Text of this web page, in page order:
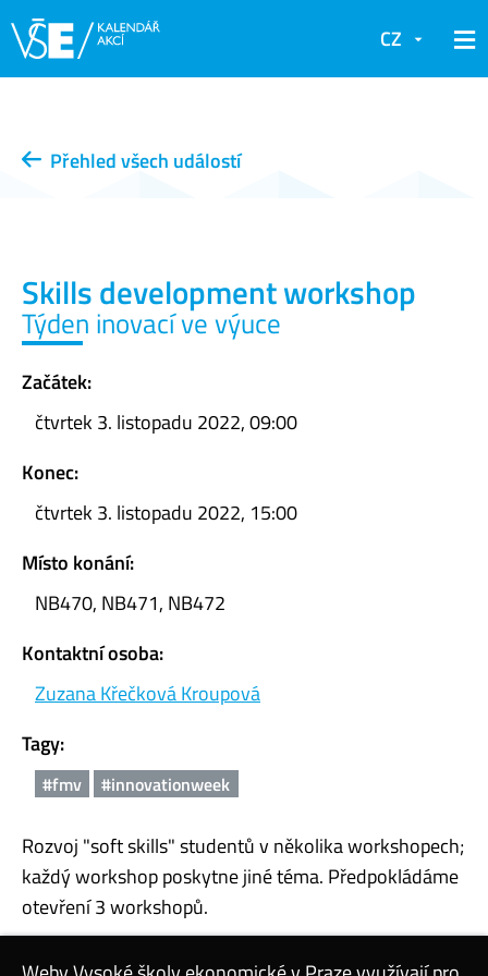
CZ
Přehled všech událostí
Skills development workshop
Týden inovací ve výuce
Začátek:
čtvrtek 3. listopadu 2022, 09:00
Konec:
čtvrtek 3. listopadu 2022, 15:00
Místo konání:
NB470, NB471, NB472
Kontaktní osoba:
Zuzana Křečková Kroupová
Tagy:
#fmv #innovationweek
Rozvoj "soft skills" studentů v několika workshopech;
každý workshop poskytne jiné téma. Předpokládáme
otevření 3 workshopů.